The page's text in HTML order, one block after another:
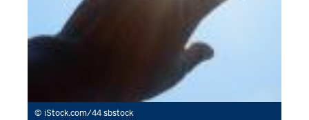
iStock.com/44 sbstock